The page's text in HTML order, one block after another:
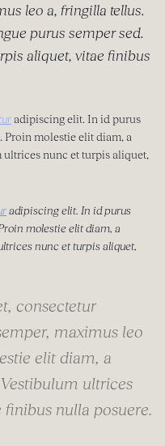
leo a, fringilla tellus.
purus semper sed.
aliquet, vitae finibus
adipiscing elit. In id purus
Proin molestie elit diam, a
ultrices nunc et turpis aliquet,
adipiscing elit. In id purus
molestie elit diam, a
nunc et turpis aliquet,
consectetur
maximus leo
elit diam, a
ultrices
nulla posuere.